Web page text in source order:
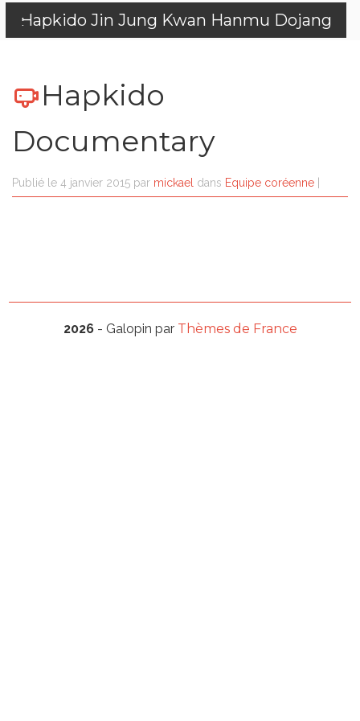
Hapkido Jin Jung Kwan Hanmu Dojang
Hapkido
Documentary
Publié le 4 janvier 2015 par mickael dans Equipe coréenne
2026- Galopin par Thèmes de France